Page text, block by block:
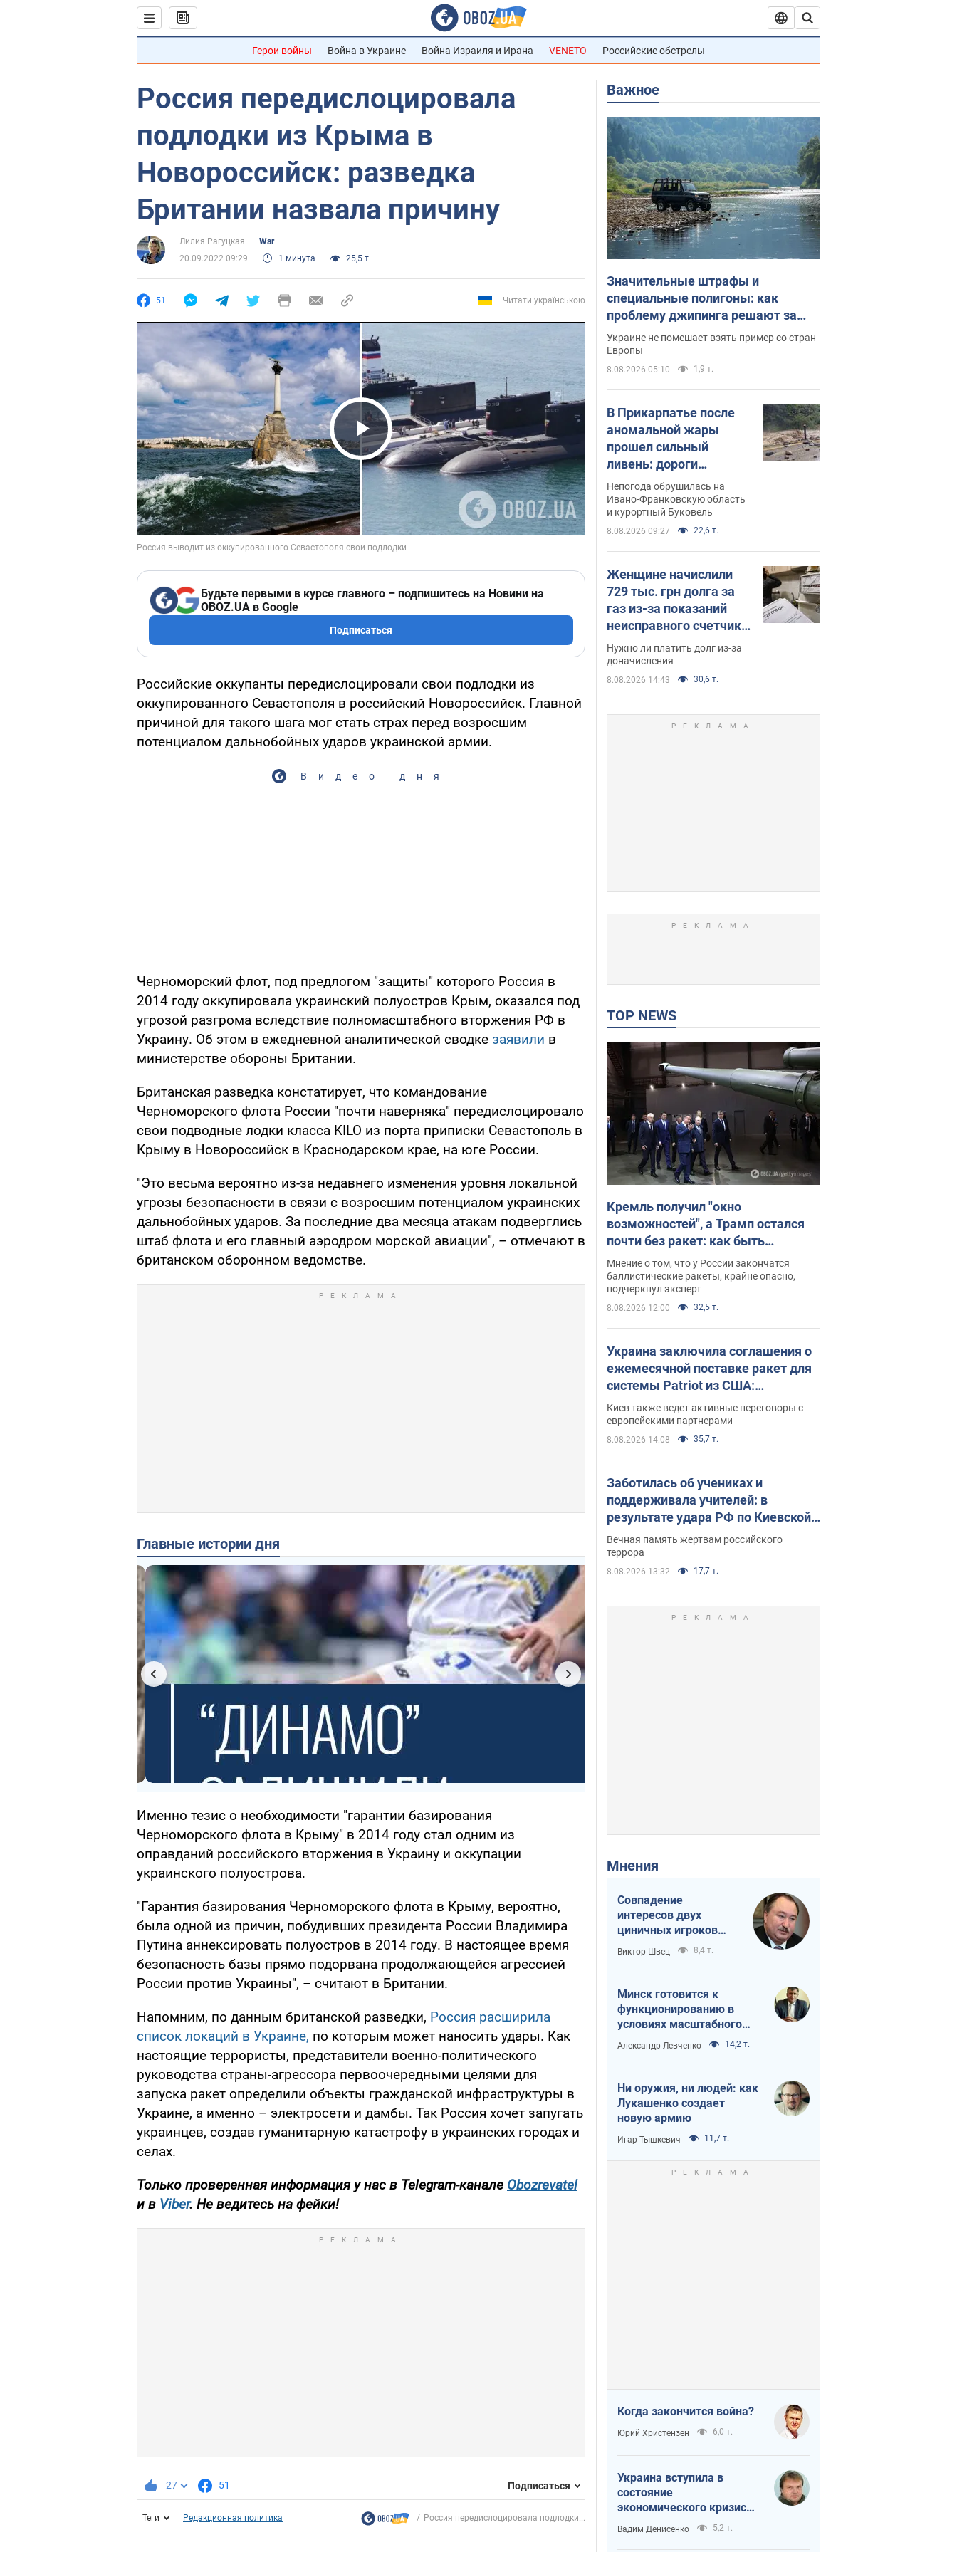
Герои войны Война в Украине Война Израиля и Ирана VENETO Российские обстрелы
Россия передислоцировала
подлодки из Крыма в
Новороссийск: разведка
Британии назвала причину
Лилия Рагуцкая
War
20.09.2022 09:29
1 минута 25,5 т.
51 Читати українською
Play Video
Будьте первыми в курсе главного – подпишитесь на Новини на
OBOZ.UA в Google
Подписаться
Российские оккупанты передислоцировали свои подлодки из
оккупированного Севастополя в российский Новороссийск. Главной
причиной для такого шага мог стать страх перед возросшим
потенциалом дальнобойных ударов украинской армии.
Видео дня
Черноморский флот, под предлогом "защиты" которого Россия в
2014 году оккупировала украинский полуостров Крым, оказался под
угрозой разгрома вследствие полномасштабного вторжения РФ в
Украину. Об этом в ежедневной аналитической сводке заявили в
министерстве обороны Британии.
Британская разведка констатирует, что командование
Черноморского флота России "почти наверняка" передислоцировало
свои подводные лодки класса KILO из порта приписки Севастополь в
Крыму в Новороссийск в Краснодарском крае, на юге России.
"Это весьма вероятно из-за недавнего изменения уровня локальной
угрозы безопасности в связи с возросшим потенциалом украинских
дальнобойных ударов. За последние два месяца атакам подверглись
штаб флота и его главный аэродром морской авиации", – отмечают в
британском оборонном ведомстве.
Главные истории дня
Именно тезис о необходимости "гарантии базирования
Черноморского флота в Крыму" в 2014 году стал одним из
оправданий российского вторжения в Украину и оккупации
украинского полуострова.
"Гарантия базирования Черноморского флота в Крыму, вероятно,
была одной из причин, побудивших президента России Владимира
Путина аннексировать полуостров в 2014 году. В настоящее время
безопасность базы прямо подорвана продолжающейся агрессией
России против Украины", – считают в Британии.
Напомним, по данным британской разведки, Россия расширила
список локаций в Украине, по которым может наносить удары. Как
настоящие террористы, представители военно-политического
руководства страны-агрессора первоочередными целями для
запуска ракет определили объекты гражданской инфраструктуры в
Украине, а именно – электросети и дамбы. Так Россия хочет запугать
украинцев, создав гуманитарную катастрофу в украинских городах и
селах.
Только проверенная информация у нас в Telegram-канале Obozrevatel
и в Viber. Не ведитесь на фейки!​​​​​​​
27 51 Подписаться
Теги Редакционная политика Россия передислоцировала подлодки...
Важное
Значительные штрафы и
специальные полигоны: как
проблему джипинга решают за
границей
Украине не помешает взять пример со стран
Европы
8.08.2026 05:10 1,9 т.
В Прикарпатье после
аномальной жары
прошел сильный
ливень: дороги
превратились в реки.
Видео
Непогода обрушилась на
Ивано-Франковскую область
и курортный Буковель
8.08.2026 09:27 22,6 т.
Женщине начислили
729 тыс. грн долга за
газ из-за показаний
неисправного счетчика:
судья вынес
неожиданное решение
Нужно ли платить долг из-за
доначисления
8.08.2026 14:43 30,6 т.
TOP NEWS
Кремль получил "окно
возможностей", а Трамп остался
почти без ракет: как быть
Украине? Интервью с Мельником
Мнение о том, что у России закончатся
баллистические ракеты, крайне опасно,
подчеркнул эксперт
8.08.2026 12:00 32,5 т.
Украина заключила соглашения о
ежемесячной поставке ракет для
системы Patriot из США:
Зеленский раскрыл подробности
Киев также ведет активные переговоры с
европейскими партнерами
8.08.2026 14:08 35,7 т.
Заботилась об учениках и
поддерживала учителей: в
результате удара РФ по Киевской
области погибли директор
киевского лицея, её муж и внук
Вечная память жертвам российского
террора
8.08.2026 13:32 17,7 т.
Мнения
Совпадение
интересов двух
циничных игроков
или тайный план
Трампа и Путина?
Виктор Швец 8,4 т.
Минск готовится к
функционированию в
условиях масштабного
военного кризиса
Александр Левченко 14,2 т.
Ни оружия, ни людей: как
Лукашенко создает
новую армию
Игар Тышкевич 11,7 т.
Когда закончится война?
Юрий Христензен 6,0 т.
Украина вступила в
состояние
экономического кризиса.
Есть ли свет в конце
туннеля?
Вадим Денисенко 5,2 т.